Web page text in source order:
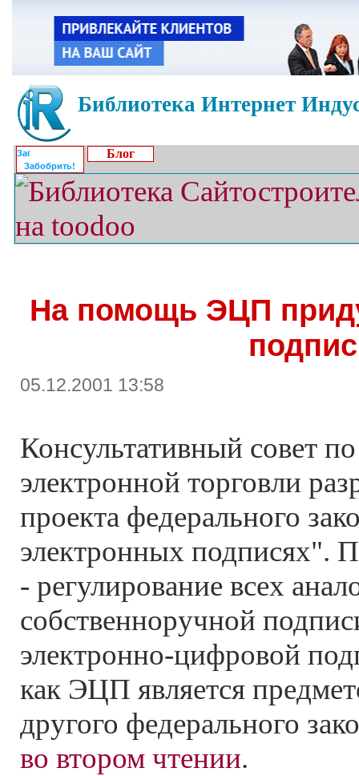
Библиотека Интернет
Забобрить!
Блог
На помощь ЭЦП
05.12.2001 13:58
Консультативный совет
электронной торговли
проекта федерального
электронных подписях".
- регулирование всех
собственноручной
электронно-цифровой
как ЭЦП является
другого федерального
во втором чтении.